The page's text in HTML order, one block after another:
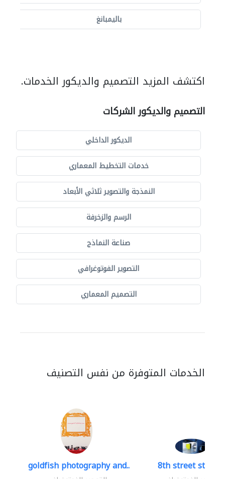
باليمبانغ
اكتشف المزيد التصميم والديكور الخدمات.
التصميم والديكور الشركات
الديكور الداخلي
خدمات التخطيط المعماري
النمذجة والتصوير ثلاثي الأبعاد
الرسم والزخرفة
صناعة النماذج
التصوير الفوتوغرافي
التصميم المعماري
الخدمات المتوفرة من نفس التصنيف
goldfish photography and.. 8th street studios